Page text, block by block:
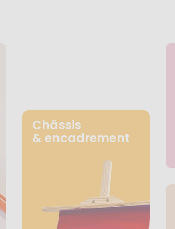
Châssis
& encadrement